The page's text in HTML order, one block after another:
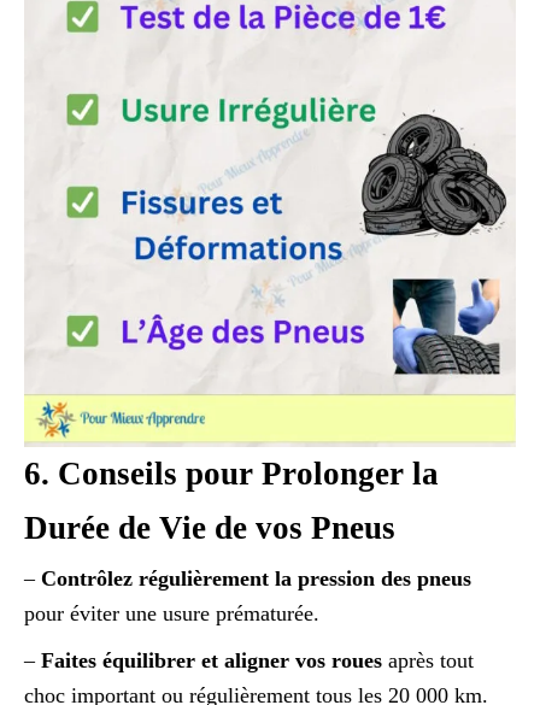
6. Conseils pour Prolonger la
Durée de Vie de vos Pneus
– Contrôlez régulièrement la pression des pneus
pour éviter une usure prématurée.
– Faites équilibrer et aligner vos roues après tout
choc important ou régulièrement tous les 20 000 km.